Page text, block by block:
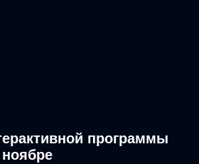
программы